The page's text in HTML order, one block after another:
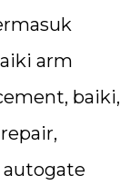
arm
baiki,
autogate